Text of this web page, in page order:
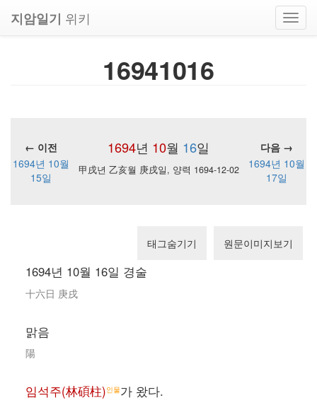
지암일기 위키
16941016
1694년 10월 16일
← 이전
다음 →
1694년 10월
15일
甲戌년 乙亥월 庚戌일, 양력 1694-12-02
1694년 10월
17일
태그숨기기 원문이미지보기
1694년 10월 16일 경술
十六日 庚戌
맑음
陽
임석주(林碩柱)인물가 왔다.